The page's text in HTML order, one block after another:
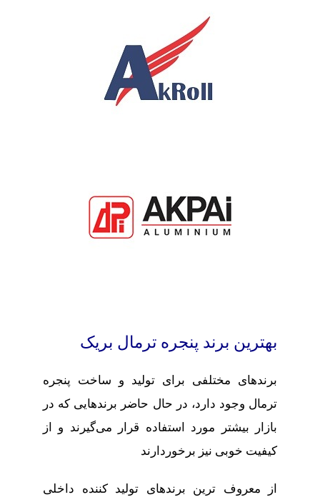
بهترین برند پنجره ترمال بریک
برندهای مختلفی برای تولید و ساخت پنجره
ترمال وجود دارد، در حال حاضر برندهایی که در
بازار بیشتر مورد استفاده قرار می‌گیرند و از
کیفیت خوبی نیز برخوردارند
از معروف ترین برندهای تولید کننده داخلی